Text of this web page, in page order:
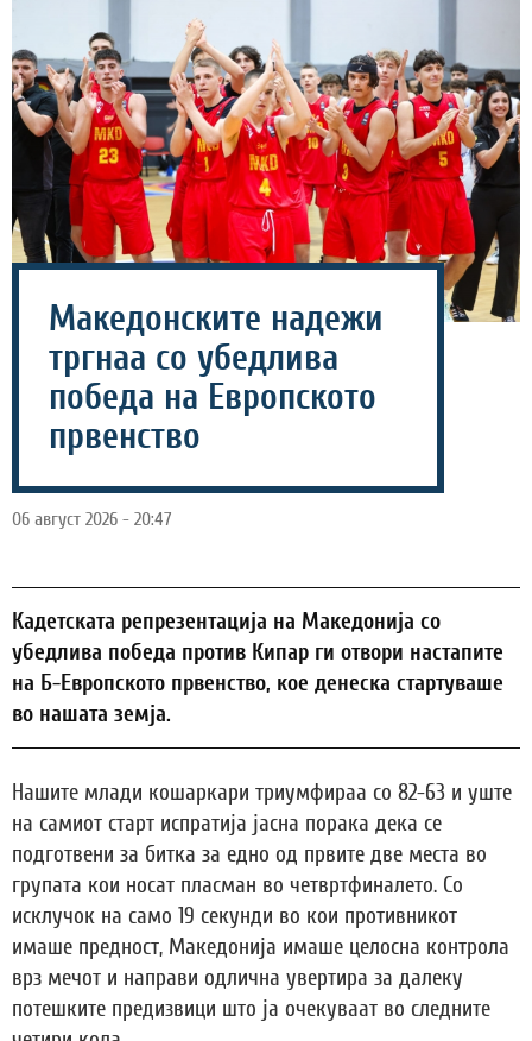
Македонските надежи
тргнаа со убедлива
победа на Европското
првенство
06 август 2026 - 20:47
Кадетската репрезентација на Македонија со
убедлива победа против Кипар ги отвори настапите
на Б-Европското првенство, кое денеска стартуваше
во нашата земја.
Нашите млади кошаркари триумфираа со 82-63 и уште
на самиот старт испратија јасна порака дека се
подготвени за битка за едно од првите две места во
групата кои носат пласман во четвртфиналето. Со
исклучок на само 19 секунди во кои противникот
имаше предност, Македонија имаше целосна контрола
врз мечот и направи одлична увертира за далеку
потешките предизвици што ја очекуваат во следните